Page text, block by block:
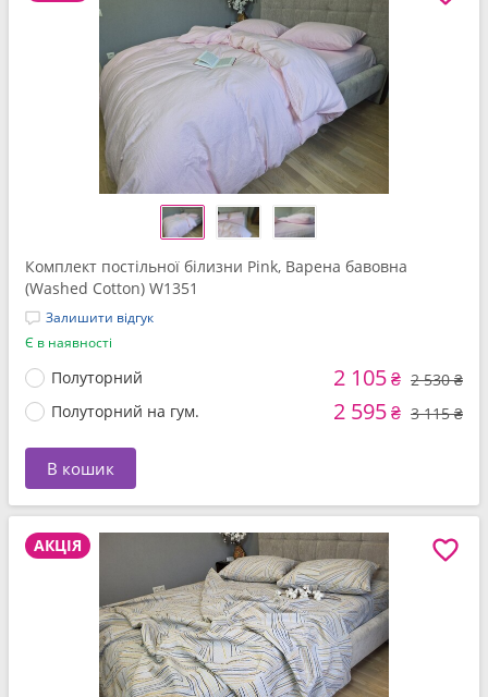
Комплект постільної білизни Pink, Варена бавовна
(Washed Cotton) W1351
Залишити відгук
Є в наявності
Полуторний 2 105₴ 2 530 ₴
Полуторний на гум.
2 595₴ 3 115 ₴
В кошик
АКЦІЯ